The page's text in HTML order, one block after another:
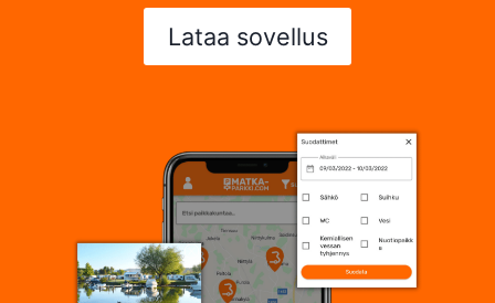
Lataa sovellus